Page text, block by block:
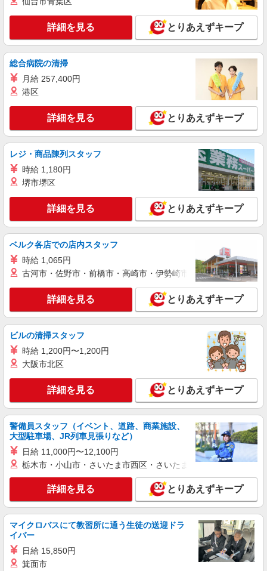
半導体パーツのキカイセット・チェック・梱
時給1,300円〜1,625円 ※経験・能力による
※時間外・深夜手当を含む 交通費：既定支給
詳細を見る
株式会社綜合キャリアオプション（1314VJ0805G69★21-S-T2）
半導体製造装置の組立・パーツ仕分け・事務/
日払いOK
時給1,400円 交通費：既定支給
キープ 詳細を見る
正社員
UTエイム株式会社 SC＿AIM西日本第二CU SC＿AIM大津合志
CF《Aadc1C》
組立・組付け
各種手当) ※法定内残業手当6,450円/月 ※法定外
残業手当32,250円/月 ※休日出勤手当12,496円/月
熊本県菊池市 勤務地：菊池市 通勤方法：車/バ
料）駐車場利用OK
キープ 詳細を見る
株式会社シエロ
製造スタッフ
月給230000円〜 ※残業代支給 ★交通費別途支
給（規定あり） ゜+゜・。○。・゜+゜・。
○。・゜+゜ 入社祝い金10万円支給(規定有) お友達
を紹介頂くと, インセンティブ支給(規定有) ゜・。
○。・゜+゜・。○。・゜+゜
熊本県菊池市
キープ 詳細を見る
株式会社シエロ
電子機器組立スタッフ
時給1350円〜 ※残業代支給 ★交通費別途支給
詳細を見る とりあえずキープ
総合病院の清掃
月給 257,400円
港区
詳細を見る とりあえずキープ
レジ・商品陳列スタッフ
時給 1,180円
堺市堺区
詳細を見る とりあえずキープ
ベルク各店での店内スタッフ
時給 1,065円
古河市・佐野市・前橋市・高崎市・伊勢崎市・太田市・館林市
詳細を見る とりあえずキープ
ビルの清掃スタッフ
時給 1,200円〜1,200円
大阪市北区
詳細を見る とりあえずキープ
警備員スタッフ（イベント、道路、商業施設、
大型駐車場、JR列車見張りなど）
日給 11,000円〜12,100円
栃木市・小山市・さいたま市西区・さいたま市岩槻区・久喜市・
詳細を見る とりあえずキープ
マイクロバスにて教習所に通う生徒の送迎ドラ
イバー
日給 15,850円
箕面市